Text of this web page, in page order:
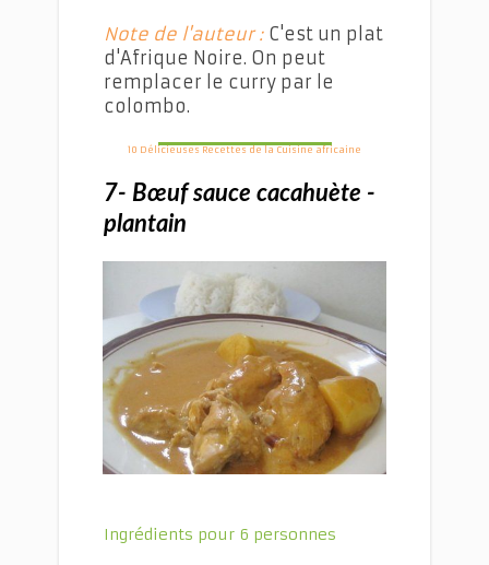
Note de l'auteur : C'est un plat
d'Afrique Noire. On peut
remplacer le curry par le
colombo.
10 Délicieuses Recettes de la Cuisine africaine
7- Bœuf sauce cacahuète -
plantain
Ingrédients pour 6 personnes